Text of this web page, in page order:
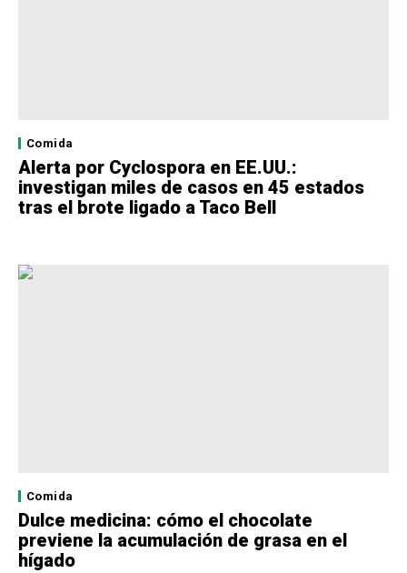
Comida
Alerta por Cyclospora en EE.UU.:
investigan miles de casos en 45 estados
tras el brote ligado a Taco Bell
Comida
Dulce medicina: cómo el chocolate
previene la acumulación de grasa en el
hígado